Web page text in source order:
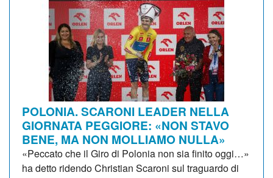
POLONIA. SCARONI LEADER NELLA
GIORNATA PEGGIORE: «NON STAVO
BENE, MA NON MOLLIAMO NULLA»
«Peccato che il Giro di Polonia non sia finito oggi…»
ha detto ridendo Christian Scaroni sul traguardo di